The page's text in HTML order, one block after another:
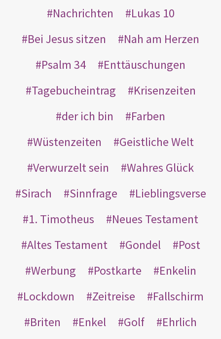
Nachrichten
Lukas 10
Bei Jesus sitzen
Nah am Herzen
Psalm 34
Enttäuschungen
Tagebucheintrag
Krisenzeiten
der ich bin
Farben
Wüstenzeiten
Geistliche Welt
Verwurzelt sein
Wahres Glück
Sirach
Sinnfrage
Lieblingsverse
1. Timotheus
Neues Testament
Altes Testament
Gondel
Post
Werbung
Postkarte
Enkelin
Lockdown
Zeitreise
Fallschirm
Briten
Enkel Golf
Ehrlich